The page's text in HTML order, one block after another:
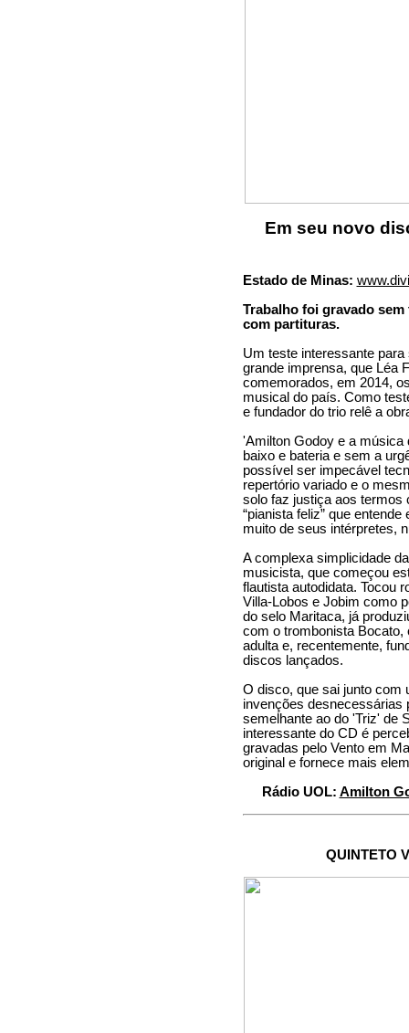
Em seu novo
Estado de Minas:
Trabalho foi gravado
com partituras.
Um teste interessante
grande imprensa, que Léa
comemorados, em 2014,
musical do país. Como
e fundador do trio relê a
'Amilton Godoy e a música
baixo e bateria e sem a
possível ser impecável
repertório variado e o
solo faz justiça aos termos
“pianista feliz” que
muito de seus intérpretes,
A complexa simplicidade
musicista, que começou
flautista autodidata. Tocou
Villa-Lobos e Jobim como
do selo Maritaca, já
com o trombonista
adulta e, recentemente,
discos lançados.
O disco, que sai junto com
invenções desnecessárias
semelhante ao do 'Triz' de
interessante do CD é
gravadas pelo Vento em
original e fornece mais
Rádio UOL: Amilton
QUINTETO